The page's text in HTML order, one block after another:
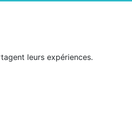
leurs expériences.